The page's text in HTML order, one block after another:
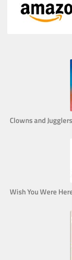
Clowns and
Wish You Were